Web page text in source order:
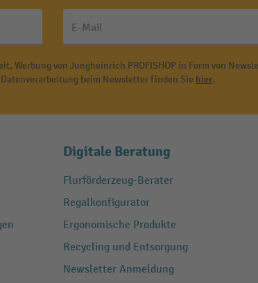
E-Mail
Werbung von Jungheinrich PROFISHOP in Form von
beim Newsletter finden Sie hier.
Digitale Beratung
Flurförderzeug-Berater
Regalkonfigurator
Ergonomische Produkte
Recycling und Entsorgung
Newsletter Anmeldung